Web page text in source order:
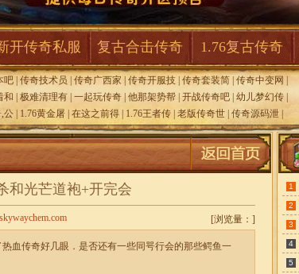
开传奇私服 复古合击传奇 1.76复古传奇
吧 传奇技术员 传奇广西家 传奇开服技 传奇套装简 传奇中变网
和 极难清理有 一起玩传奇 他那架势帮 开战传奇吧 幼儿梦幻传
公 1.76黄金屠 在这之前得 1.76王者传 老版传奇世 传奇源码泄
和光芒道袍+开完会
[浏览量： ]
skywaychem.com
血传奇好几眼．是否还有一些同咢行会的那些鳄鱼一
1
2
3
4
5